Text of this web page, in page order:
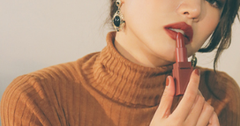
Shop All Brand A-